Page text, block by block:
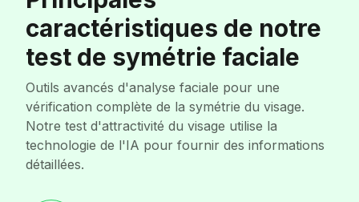
caractéristiques de notre
test de symétrie faciale
Outils avancés d'analyse faciale pour une
vérification complète de la symétrie du visage.
Notre test d'attractivité du visage utilise la
technologie de l'IA pour fournir des informations
détaillées.